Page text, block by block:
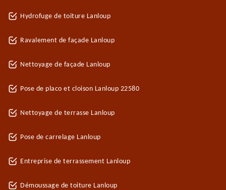
Hydrofuge de toiture Lanloup
Ravalement de façade Lanloup
Nettoyage de façade Lanloup
Pose de placo et cloison Lanloup 22580
Nettoyage de terrasse Lanloup
Pose de carrelage Lanloup
Entreprise de terrassement Lanloup
Démoussage de toiture Lanloup